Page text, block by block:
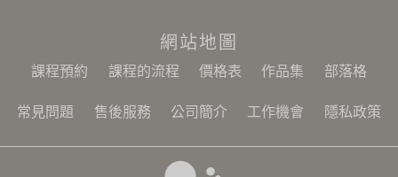
網站地圖
課程預約 課程的流程 價格表 作品集 部落格
常見問題 售後服務 公司簡介 工作機會 隱私政策